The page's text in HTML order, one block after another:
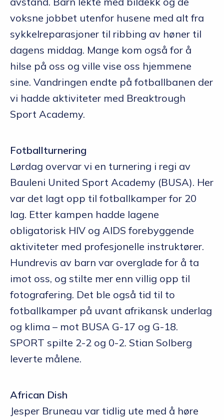
voksne jobbet utenfor husene med alt fra
sykkelreparasjoner til ribbing av høner til
dagens middag. Mange kom også for å
hilse på oss og ville vise oss hjemmene
sine. Vandringen endte på fotballbanen der
vi hadde aktiviteter med Breaktrough
Sport Academy.
Fotballturnering
Lørdag overvar vi en turnering i regi av
Bauleni United Sport Academy (BUSA). Her
var det lagt opp til fotballkamper for 20
lag. Etter kampen hadde lagene
obligatorisk HIV og AIDS forebyggende
aktiviteter med profesjonelle instruktører.
Hundrevis av barn var overglade for å ta
imot oss, og stilte mer enn villig opp til
fotografering. Det ble også tid til to
fotballkamper på uvant afrikansk underlag
og klima – mot BUSA G-17 og G-18.
SPORT spilte 2-2 og 0-2. Stian Solberg
leverte målene.
African Dish
Jesper Bruneau var tidlig ute med å høre